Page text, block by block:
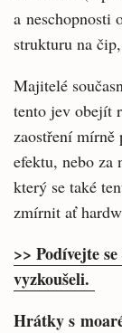
a neschopnosti
strukturu na
Majitelé
tento jev obejít
zaostření
efektu, nebo za
který se také
zmírnit ať
>> Podívejte
vyzkoušeli.
Hrátky s